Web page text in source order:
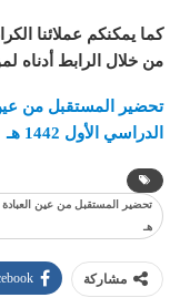
كما يمكنكم عملائنا
من خلال الرابط أدناه
تحضير المستقبل من
الدراسي الأول 1442 هـ
هـ
مشاركة